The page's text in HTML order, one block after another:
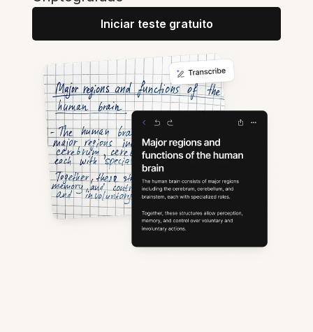
Iniciar teste gratuito